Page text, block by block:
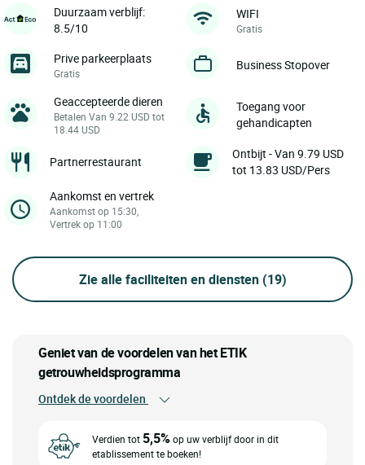
Duurzaam verblijf:
8.5/10
WIFI
Gratis
Prive parkeerplaats
Gratis
Business Stopover
Geaccepteerde dieren
Betalen Van 9.22 USD tot
18.44 USD
Toegang voor
gehandicapten
Partnerrestaurant
Ontbijt - Van 9.79 USD
tot 13.83 USD/Pers
Aankomst en vertrek
Aankomst op 15:30,
Vertrek op 11:00
Zie alle faciliteiten en diensten (19)
Geniet van de voordelen van het ETIK
getrouwheidsprogramma
Ontdek de voordelen
Verdien tot 5,5%op uw verblijf door in dit
etablissement te boeken!